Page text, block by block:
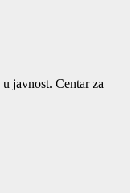
javnost. Centar za